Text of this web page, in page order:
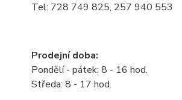
Tel: 728 749 825, 257 940 553
Prodejní doba:
Pondělí - pátek: 8 - 16 hod.
Středa: 8 - 17 hod.